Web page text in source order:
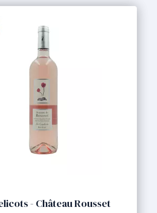
- Château Rousset